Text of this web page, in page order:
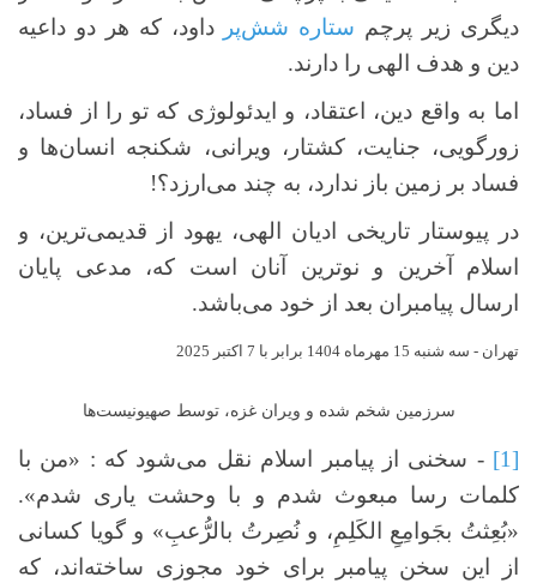
دیگری زیر پرچم ستاره شش‌پر
داود، که هر دو داعیه
دین و هدف الهی را دارند.
اما به واقع دین، اعتقاد، و ایدئولوژی که تو را از فساد،
زورگویی، جنایت، کشتار، ویرانی، شکنجه انسان‌ها و
فساد بر زمین باز ندارد، به چند می‌ارزد؟!
در پیوستار تاریخی ادیان الهی، یهود از قدیمی‌ترین، و
اسلام آخرین و نوترین آنان است که، مدعی پایان
ارسال پیامبران بعد از خود می‌باشد.
تهران - سه شنبه 15 مهرماه 1404 برابر با 7 اکتبر 2025
سرزمین شخم شده و ویران غزه، توسط صهیونیست‌ها
[1]
- سخنی از پیامبر اسلام نقل می‌شود که : «من با
کلمات رسا مبعوث شدم و با وحشت یاری شدم».
«بُعِثتُ بجَوامِعِ الكَلِمِ، و نُصِرتُ بالرُّعبِ» و گویا کسانی
از این سخن پیامبر برای خود مجوزی ساخته‌اند، که